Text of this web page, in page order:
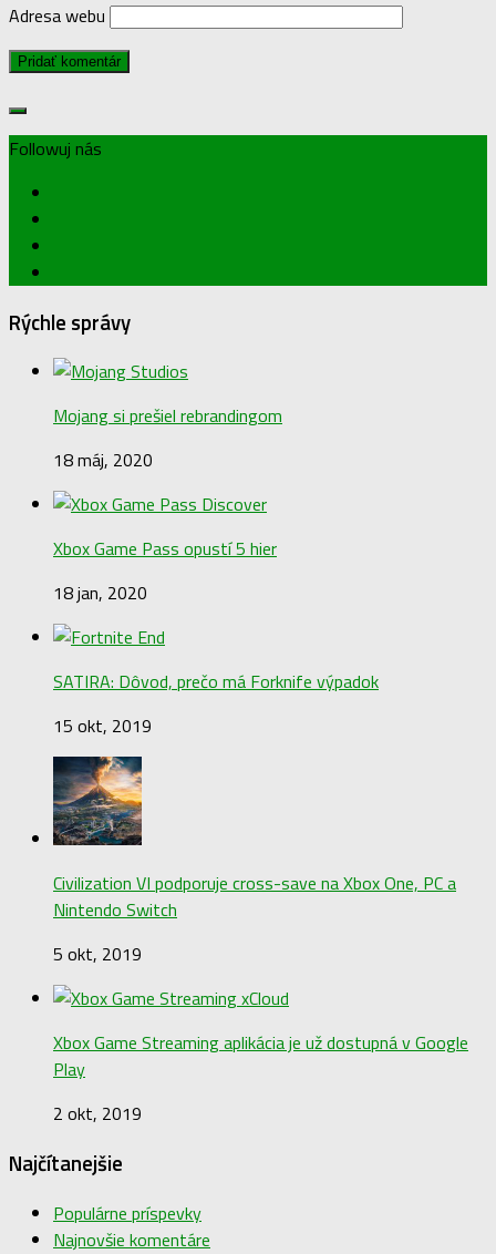
Adresa webu
Followuj nás
Rýchle správy
Mojang si prešiel rebrandingom
18 máj, 2020
Xbox Game Pass opustí 5 hier
18 jan, 2020
SATIRA: Dôvod, prečo má Forknife výpadok
15 okt, 2019
Civilization VI podporuje cross-save na Xbox One, PC a
Nintendo Switch
5 okt, 2019
Xbox Game Streaming aplikácia je už dostupná v Google
Play
2 okt, 2019
Najčítanejšie
Populárne príspevky
Najnovšie komentáre